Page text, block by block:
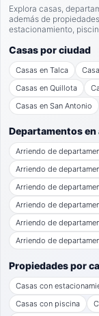
Explora casas,
además de
estacionamiento,
Casas por ciudad
Casas en Talca
Casas en Quillota
Casas en San Antonio
Departamentos
Arriendo de
Arriendo de
Arriendo de
Arriendo de
Arriendo de
Arriendo de
Propiedades por
Casas con
Casas con piscina